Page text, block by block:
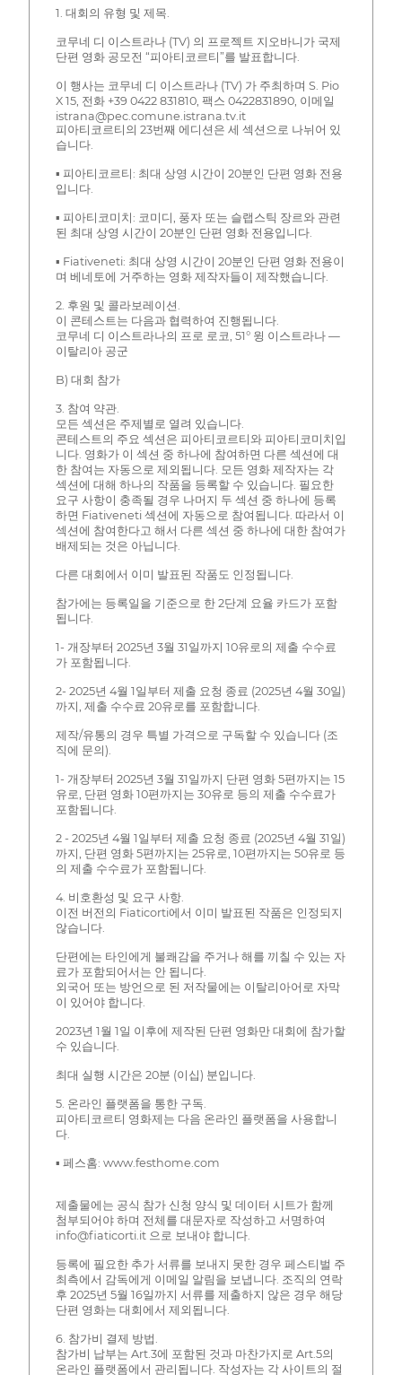
1. 대회의 유형 및 제목.
코무네 디 이스트라나 (TV) 의 프로젝트 지오바니가 국제
단편 영화 공모전 “피아티코르티”를 발표합니다.
이 행사는 코무네 디 이스트라나 (TV) 가 주최하며 S. Pio
X 15, 전화 +39 0422 831810, 팩스 0422831890, 이메일
istrana@pec.comune.istrana.tv.it
피아티코르티의 23번째 에디션은 세 섹션으로 나뉘어 있
습니다.
▪ 피아티코르티: 최대 상영 시간이 20분인 단편 영화 전용
입니다.
▪ 피아티코미치: 코미디, 풍자 또는 슬랩스틱 장르와 관련
된 최대 상영 시간이 20분인 단편 영화 전용입니다.
▪ Fiativeneti: 최대 상영 시간이 20분인 단편 영화 전용이
며 베네토에 거주하는 영화 제작자들이 제작했습니다.
2. 후원 및 콜라보레이션.
이 콘테스트는 다음과 협력하여 진행됩니다.
코무네 디 이스트라나의 프로 로코, 51° 윙 이스트라나 —
이탈리아 공군
B) 대회 참가
3. 참여 약관.
모든 섹션은 주제별로 열려 있습니다.
콘테스트의 주요 섹션은 피아티코르티와 피아티코미치입
니다. 영화가 이 섹션 중 하나에 참여하면 다른 섹션에 대
한 참여는 자동으로 제외됩니다. 모든 영화 제작자는 각
섹션에 대해 하나의 작품을 등록할 수 있습니다. 필요한
요구 사항이 충족될 경우 나머지 두 섹션 중 하나에 등록
하면 Fiativeneti 섹션에 자동으로 참여됩니다. 따라서 이
섹션에 참여한다고 해서 다른 섹션 중 하나에 대한 참여가
배제되는 것은 아닙니다.
다른 대회에서 이미 발표된 작품도 인정됩니다.
참가에는 등록일을 기준으로 한 2단계 요율 카드가 포함
됩니다.
1- 개장부터 2025년 3월 31일까지 10유로의 제출 수수료
가 포함됩니다.
2- 2025년 4월 1일부터 제출 요청 종료 (2025년 4월 30일)
까지, 제출 수수료 20유로를 포함합니다.
제작/유통의 경우 특별 가격으로 구독할 수 있습니다 (조
직에 문의).
1- 개장부터 2025년 3월 31일까지 단편 영화 5편까지는 15
유로, 단편 영화 10편까지는 30유로 등의 제출 수수료가
포함됩니다.
2 - 2025년 4월 1일부터 제출 요청 종료 (2025년 4월 31일)
까지, 단편 영화 5편까지는 25유로, 10편까지는 50유로 등
의 제출 수수료가 포함됩니다.
4. 비호환성 및 요구 사항.
이전 버전의 Fiaticorti에서 이미 발표된 작품은 인정되지
않습니다.
단편에는 타인에게 불쾌감을 주거나 해를 끼칠 수 있는 자
료가 포함되어서는 안 됩니다.
외국어 또는 방언으로 된 저작물에는 이탈리아어로 자막
이 있어야 합니다.
2023년 1월 1일 이후에 제작된 단편 영화만 대회에 참가할
수 있습니다.
최대 실행 시간은 20분 (이십) 분입니다.
5. 온라인 플랫폼을 통한 구독.
피아티코르티 영화제는 다음 온라인 플랫폼을 사용합니
다.
▪ 페스홈: www.festhome.com
제출물에는 공식 참가 신청 양식 및 데이터 시트가 함께
첨부되어야 하며 전체를 대문자로 작성하고 서명하여
info@fiaticorti.it 으로 보내야 합니다.
등록에 필요한 추가 서류를 보내지 못한 경우 페스티벌 주
최측에서 감독에게 이메일 알림을 보냅니다. 조직의 연락
후 2025년 5월 16일까지 서류를 제출하지 않은 경우 해당
단편 영화는 대회에서 제외됩니다.
6. 참가비 결제 방법.
참가비 납부는 Art.3에 포함된 것과 마찬가지로 Art.5의
온라인 플랫폼에서 관리됩니다. 작성자는 각 사이트의 절